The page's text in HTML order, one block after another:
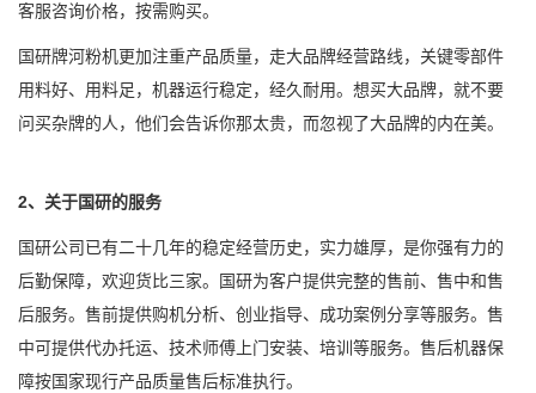
客服咨询价格，按需购买。
国研牌河粉机更加注重产品质量，走大品牌经营路线，关键零部件
用料好、用料足，机器运行稳定，经久耐用。想买大品牌，就不要
问买杂牌的人，他们会告诉你那太贵，而忽视了大品牌的内在美。
2、关于国研的服务
国研公司已有二十几年的稳定经营历史，实力雄厚，是你强有力的
后勤保障，欢迎货比三家。国研为客户提供完整的售前、售中和售
后服务。售前提供购机分析、创业指导、成功案例分享等服务。售
中可提供代办托运、技术师傅上门安装、培训等服务。售后机器保
障按国家现行产品质量售后标准执行。